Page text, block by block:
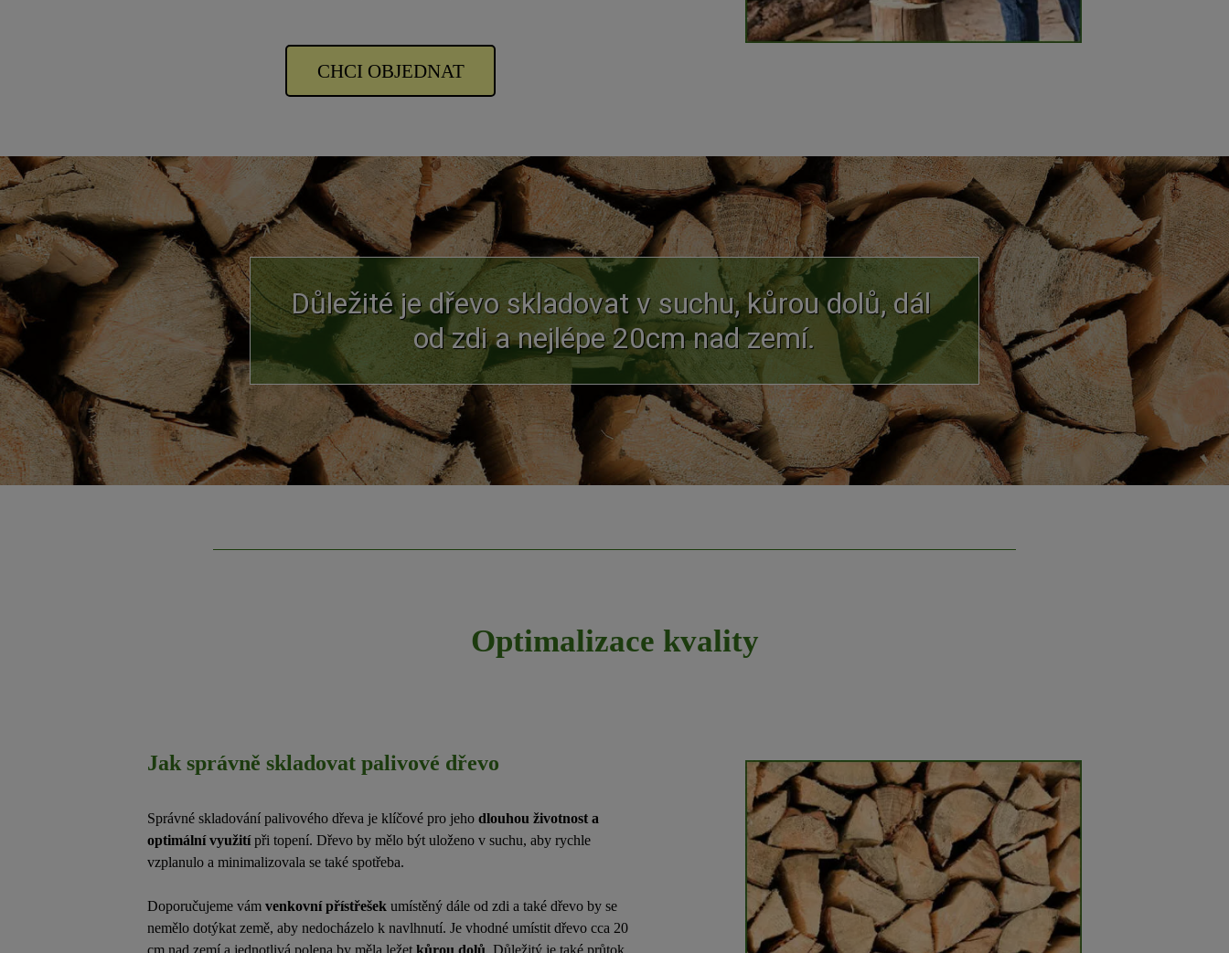
CHCI OBJEDNAT
Důležité je dřevo skladovat v suchu, kůrou dolů, dál
od zdi a nejlépe 20cm nad zemí.
Optimalizace kvality
Jak správně skladovat palivové dřevo
Správné skladování palivového dřeva je klíčové pro jehodlouhou životnost a
optimální využitípři topení. Dřevo by mělo být uloženo v suchu, aby rychle
vzplanulo a minimalizovala se také spotřeba.
Doporučujeme vámvenkovní přístřešek umístěný dále od zdi a také dřevo by se
nemělo dotýkat země, aby nedocházelo k navlhnutí. Je vhodné umístit dřevo cca 20
cm nad zemí a jednotlivá polena by měla ležetkůrou dolů . Důležitý je také průtok